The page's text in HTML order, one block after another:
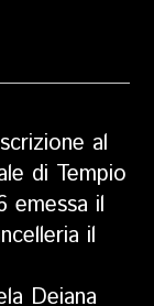
al
di Tempio
emessa il
il
Deiana